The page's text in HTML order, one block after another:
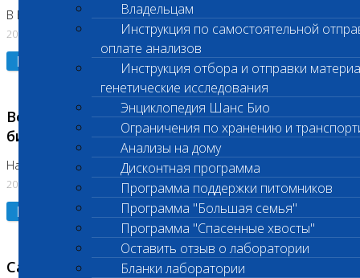
Владельцам
Инструкция по самостоятельной
оплате анализов
Инструкция отбора и отправки
генетические исследования
Энциклопедия Шанс Био
Ограничения по хранению и
Анализы на дому
Дисконтная программа
Программа поддержки питомников
Программа "Большая семья"
Программа "Спасенные хвосты"
Оставить отзыв о лаборатории
Бланки лаборатории
В Бутово 21.07.2026
20.07.2026
Подробнее
Возобновлено выполнение срочных
биохимических исследований
На Нагорной
20.07.2026
Подробнее
Санитарный день